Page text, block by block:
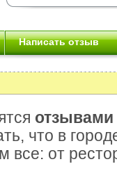
Написать отзыв
отзывами
что в
все: от